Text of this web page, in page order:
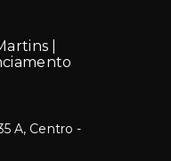
|
A, Centro -